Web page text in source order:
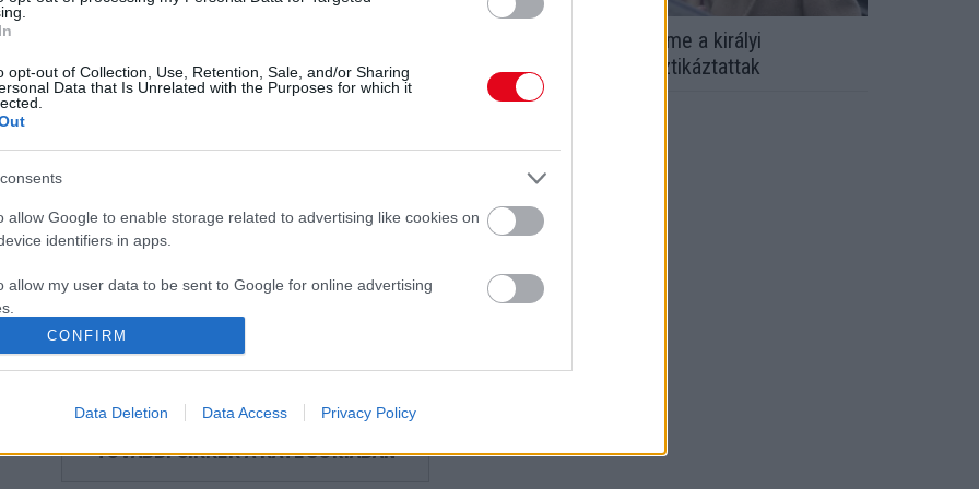
opt-out of Collection, Use, Retention, Sale, and/or Sharing
Data that Is Unrelated with the Purposes for which it
allow Google to enable storage related to advertising like cookies on
identifiers in apps.
allow my user data to be sent to Google for online advertising
allow Google to send me personalized advertising.
allow Google to enable storage related to analytics like cookies on
CONFIRM
Data Deletion Data Access Privacy Policy
kocsiban a királyi család tagjai
Letícia és a többiek - Íme a királyi
családtagok, akik plasztikáztattak
lovaglása póniján, Emmán
könnyekig hatja meg a
világot - Fotók
királyi családtagoknak van
tetkója - Fotók
TOVÁBBI CIKKEK A KATEGÓRIÁBAN